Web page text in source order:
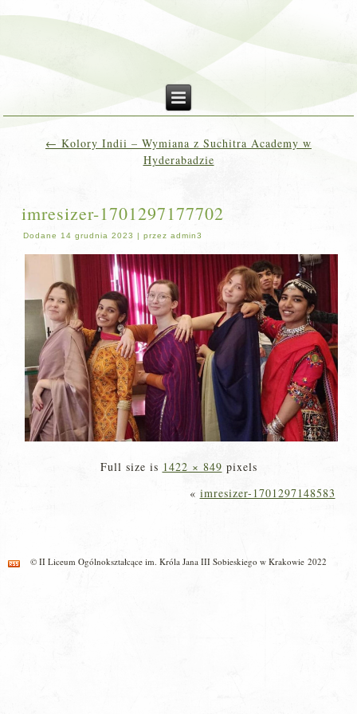
← Kolory Indii – Wymiana z Suchitra Academy w
Hyderabadzie
imresizer-1701297177702
Dodane 14 grudnia 2023 |przez admin3
Full size is 1422 × 849 pixels
« imresizer-1701297148583
© II Liceum Ogólnokształcące im. Króla Jana III Sobieskiego w Krakowie 2022